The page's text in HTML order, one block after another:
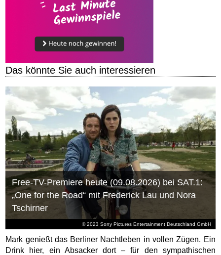
Das könnte Sie auch interessieren
© 2023 Sony Pictures Entertainment Deutschland GmbH
Free-TV-Premiere heute (09.08.2026) bei SAT.1:
„One for the Road“ mit Frederick Lau und Nora
Tschirner
Mark genießt das Berliner Nachtleben in vollen Zügen. Ein
Drink hier, ein Absacker dort – für den sympathischen